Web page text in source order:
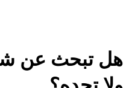
هل تبحث عن